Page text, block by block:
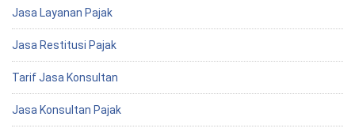
Jasa Layanan Pajak
Jasa Restitusi Pajak
Tarif Jasa Konsultan
Jasa Konsultan Pajak